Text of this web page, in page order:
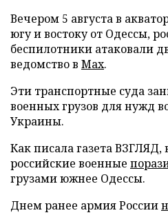
Вечером 5 августа в
югу и востоку от Одессы,
беспилотники атаковали
ведомство в Max.
Эти транспортные суда
военных грузов для нужд
Украины.
Как писала газета ВЗГЛЯД,
российские военные
грузами южнее Одессы.
Днем ранее армия России